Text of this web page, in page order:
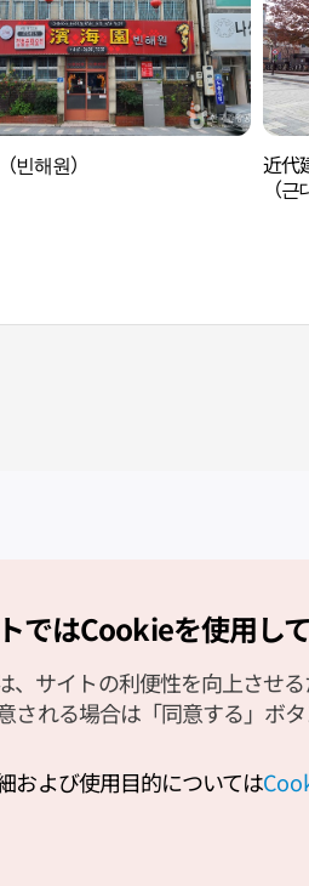
빈해원）
近代
（
Organization All Rights Reserved.
メール
ではCookieを使用して
、サイトの利便性を向上させる
される場合は「同意する」ボタ
および使用目的については